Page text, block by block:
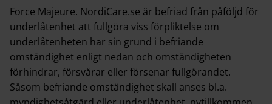
Force Majeure. NordiCare.se är befriad från påföljd för
underlåtenhet att fullgöra viss förpliktelse om
underlåtenheten har sin grund i befriande
omständighet enligt nedan och omständigheten
förhindrar, försvårar eller försenar fullgörandet.
Såsom befriande omständighet skall anses bl.a.